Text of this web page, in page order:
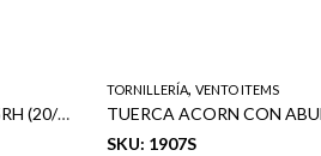
TUERCA DE RUEDA – M12 X 1.25RH (20/1)
TORNILLERÍA, VENTO ITEMS
SKU: 1907S